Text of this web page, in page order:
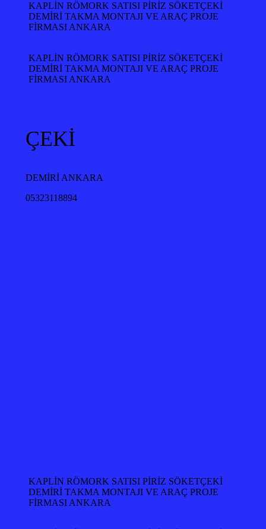
KAPLİN RÖMORK SATISI PİRİZ SÖKETÇEKİ
DEMİRİ TAKMA MONTAJI VE ARAÇ PROJE
FİRMASI ANKARA
KAPLİN RÖMORK SATISI PİRİZ SÖKETÇEKİ
DEMİRİ TAKMA MONTAJI VE ARAÇ PROJE
FİRMASI ANKARA
ÇEKİ
DEMİRİ ANKARA
05323118894
KAPLİN RÖMORK SATISI PİRİZ SÖKETÇEKİ
DEMİRİ TAKMA MONTAJI VE ARAÇ PROJE
FİRMASI ANKARA